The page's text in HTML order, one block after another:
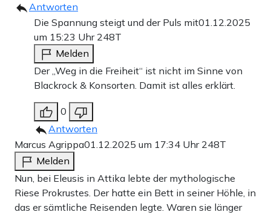
Antworten
Die Spannung steigt und der Puls mit01.12.2025
um 15:23 Uhr 248T
Melden
Der „Weg in die Freiheit“ ist nicht im Sinne von
Blackrock & Konsorten. Damit ist alles erklärt.
0
Antworten
Marcus Agrippa01.12.2025 um 17:34 Uhr 248T
Melden
Nun, bei Eleusis in Attika lebte der mythologische
Riese Prokrustes. Der hatte ein Bett in seiner Höhle, in
das er sämtliche Reisenden legte. Waren sie länger